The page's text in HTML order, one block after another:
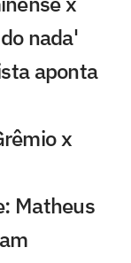
nada'
aponta
x
Matheus